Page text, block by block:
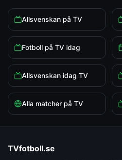
Allsvenskan på TV
Fotboll på TV idag
Allsvenskan idag TV
Alla matcher på TV
TVfotboll.se